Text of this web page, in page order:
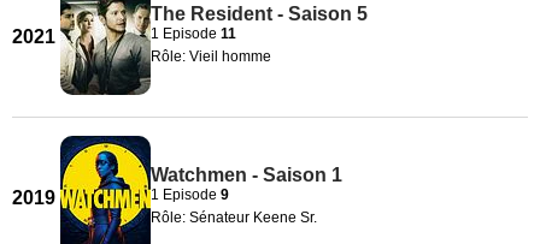
2021
The Resident - Saison 5
1 Episode 11
Rôle: Vieil homme
2019
Watchmen - Saison 1
1 Episode 9
Rôle: Sénateur Keene Sr.